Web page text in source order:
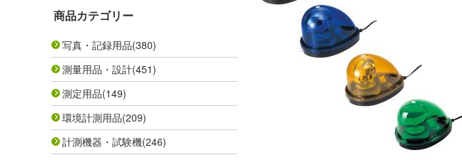
商品カテゴリー
写真・記録用品(380)
測量用品・設計(451)
測定用品(149)
環境計測用品(209)
計測機器・試験機(246)